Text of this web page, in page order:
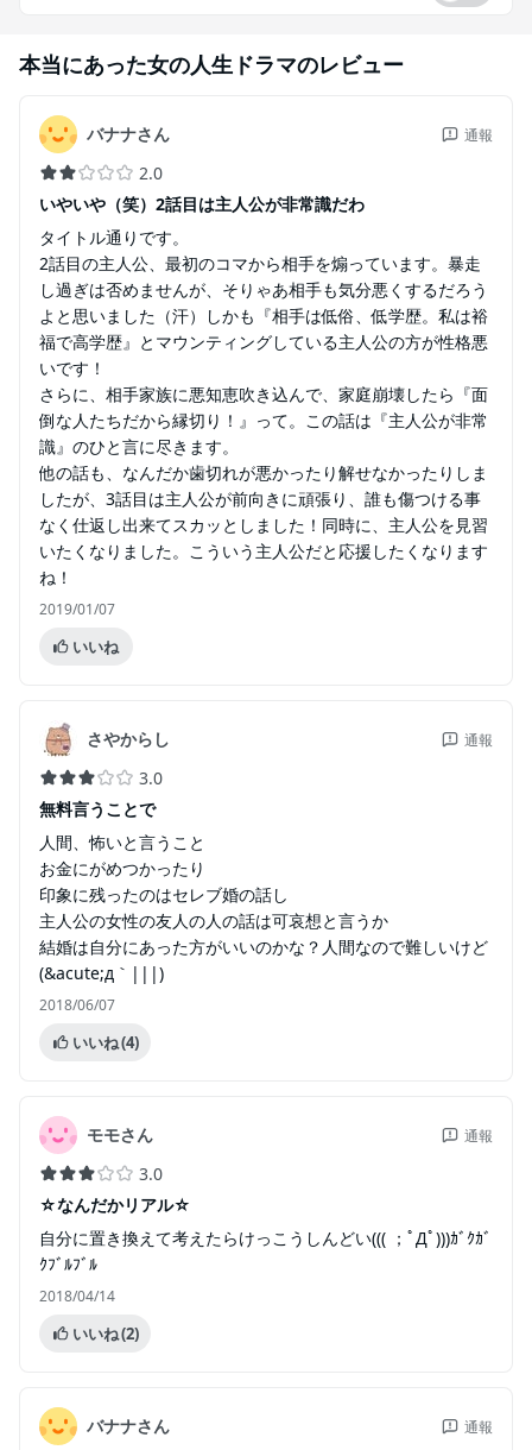
本当にあった女の人生ドラマのレビュー
バナナさん 通報
2.0
いやいや（笑）2話目は主人公が非常識だわ
タイトル通りです。
2話目の主人公、最初のコマから相手を煽っています。暴走
し過ぎは否めませんが、そりゃあ相手も気分悪くするだろう
よと思いました（汗）しかも『相手は低俗、低学歴。私は裕
福で高学歴』とマウンティングしている主人公の方が性格悪
いです！
さらに、相手家族に悪知恵吹き込んで、家庭崩壊したら『面
倒な人たちだから縁切り！』って。この話は『主人公が非常
識』のひと言に尽きます。
他の話も、なんだか歯切れが悪かったり解せなかったりしま
したが、3話目は主人公が前向きに頑張り、誰も傷つける事
なく仕返し出来てスカッとしました！同時に、主人公を見習
いたくなりました。こういう主人公だと応援したくなります
ね！
2019/01/07
いいね
さやからし 通報
3.0
無料言うことで
人間、怖いと言うこと
お金にがめつかったり
印象に残ったのはセレブ婚の話し
主人公の女性の友人の人の話は可哀想と言うか
結婚は自分にあった方がいいのかな？人間なので難しいけど
(&acute;д｀|||)
2018/06/07
いいね(4)
モモさん 通報
3.0
☆なんだかリアル☆
自分に置き換えて考えたらけっこうしんどい((( ；ﾟДﾟ)))ｶﾞｸｶﾞ
ｸﾌﾞﾙﾌﾞﾙ
2018/04/14
いいね(2)
バナナさん 通報